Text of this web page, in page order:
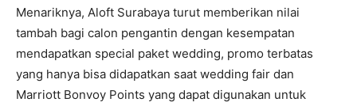
Menariknya, Aloft Surabaya turut memberikan nilai
tambah bagi calon pengantin dengan kesempatan
mendapatkan special paket wedding, promo terbatas
yang hanya bisa didapatkan saat wedding fair dan
Marriott Bonvoy Points yang dapat digunakan untuk